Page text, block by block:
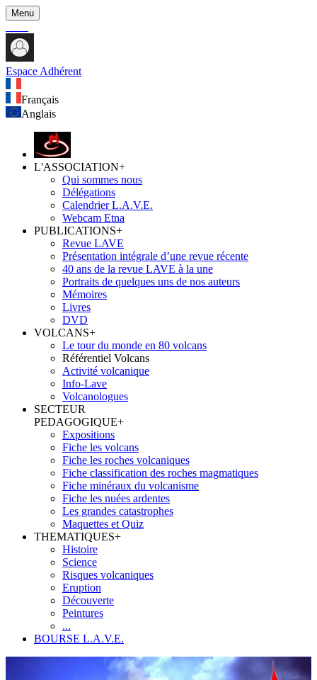
Menu
Espace Adhérent
Français
Anglais
L'ASSOCIATION+
Qui sommes nous
Délégations
Calendrier L.A.V.E.
Webcam Etna
PUBLICATIONS+
Revue LAVE
Présentation intégrale d’une revue récente
40 ans de la revue LAVE à la une
Portraits de quelques uns de nos auteurs
Mémoires
Livres
DVD
VOLCANS+
Le tour du monde en 80 volcans
Référentiel Volcans
Activité volcanique
Info-Lave
Volcanologues
SECTEUR
PEDAGOGIQUE+
Expositions
Fiche les volcans
Fiche les roches volcaniques
Fiche classification des roches magmatiques
Fiche minéraux du volcanisme
Fiche les nuées ardentes
Les grandes catastrophes
Maquettes et Quiz
THEMATIQUES+
Histoire
Science
Risques volcaniques
Eruption
Découverte
Peintures
...
BOURSE L.A.V.E.